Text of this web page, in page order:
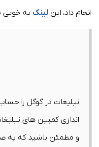
انجام داد، این لینک به خوبی
تبلیغات در گوگل را
اندازی کمپین های
و مطمئن باشید که به